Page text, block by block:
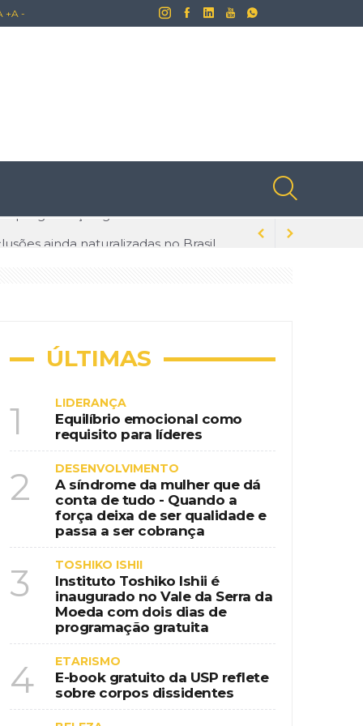
+A -
para evitar problemas
na tecnologia
na era da educação digital
country em destino de
programação gratuita
ÚLTIMAS
1 LIDERANÇA
Equilíbrio emocional como
requisito para líderes
2 DESENVOLVIMENTO
A síndrome da mulher que dá
conta de tudo - Quando a
força deixa de ser qualidade e
passa a ser cobrança
3 TOSHIKO ISHII
Instituto Toshiko Ishii é
inaugurado no Vale da Serra da
Moeda com dois dias de
programação gratuita
4 ETARISMO
E-book gratuito da USP reflete
sobre corpos dissidentes